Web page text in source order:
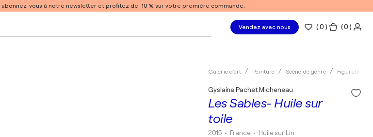
abonnez-vous à notre newsletter et profitez de -10 % sur votre première commande.
Vendez avec nous (0 ) ( 0 )
Galerie d'art Peinture Scène de genre Figuratif
Les Sables- Huile sur
toile
Gyslaine Pachet Micheneau
2015 • France • Huile sur Lin